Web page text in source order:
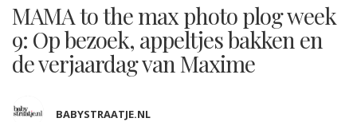
MAMA to the max photo plog week
9: Op bezoek, appeltjes bakken en
de verjaardag van Maxime
BABYSTRAATJE.NL